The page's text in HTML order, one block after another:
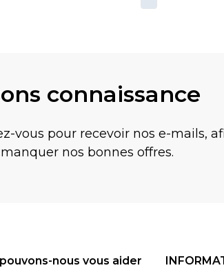
connaissance
vous pour recevoir nos e-mails,
nos bonnes offres.
nous vous aider